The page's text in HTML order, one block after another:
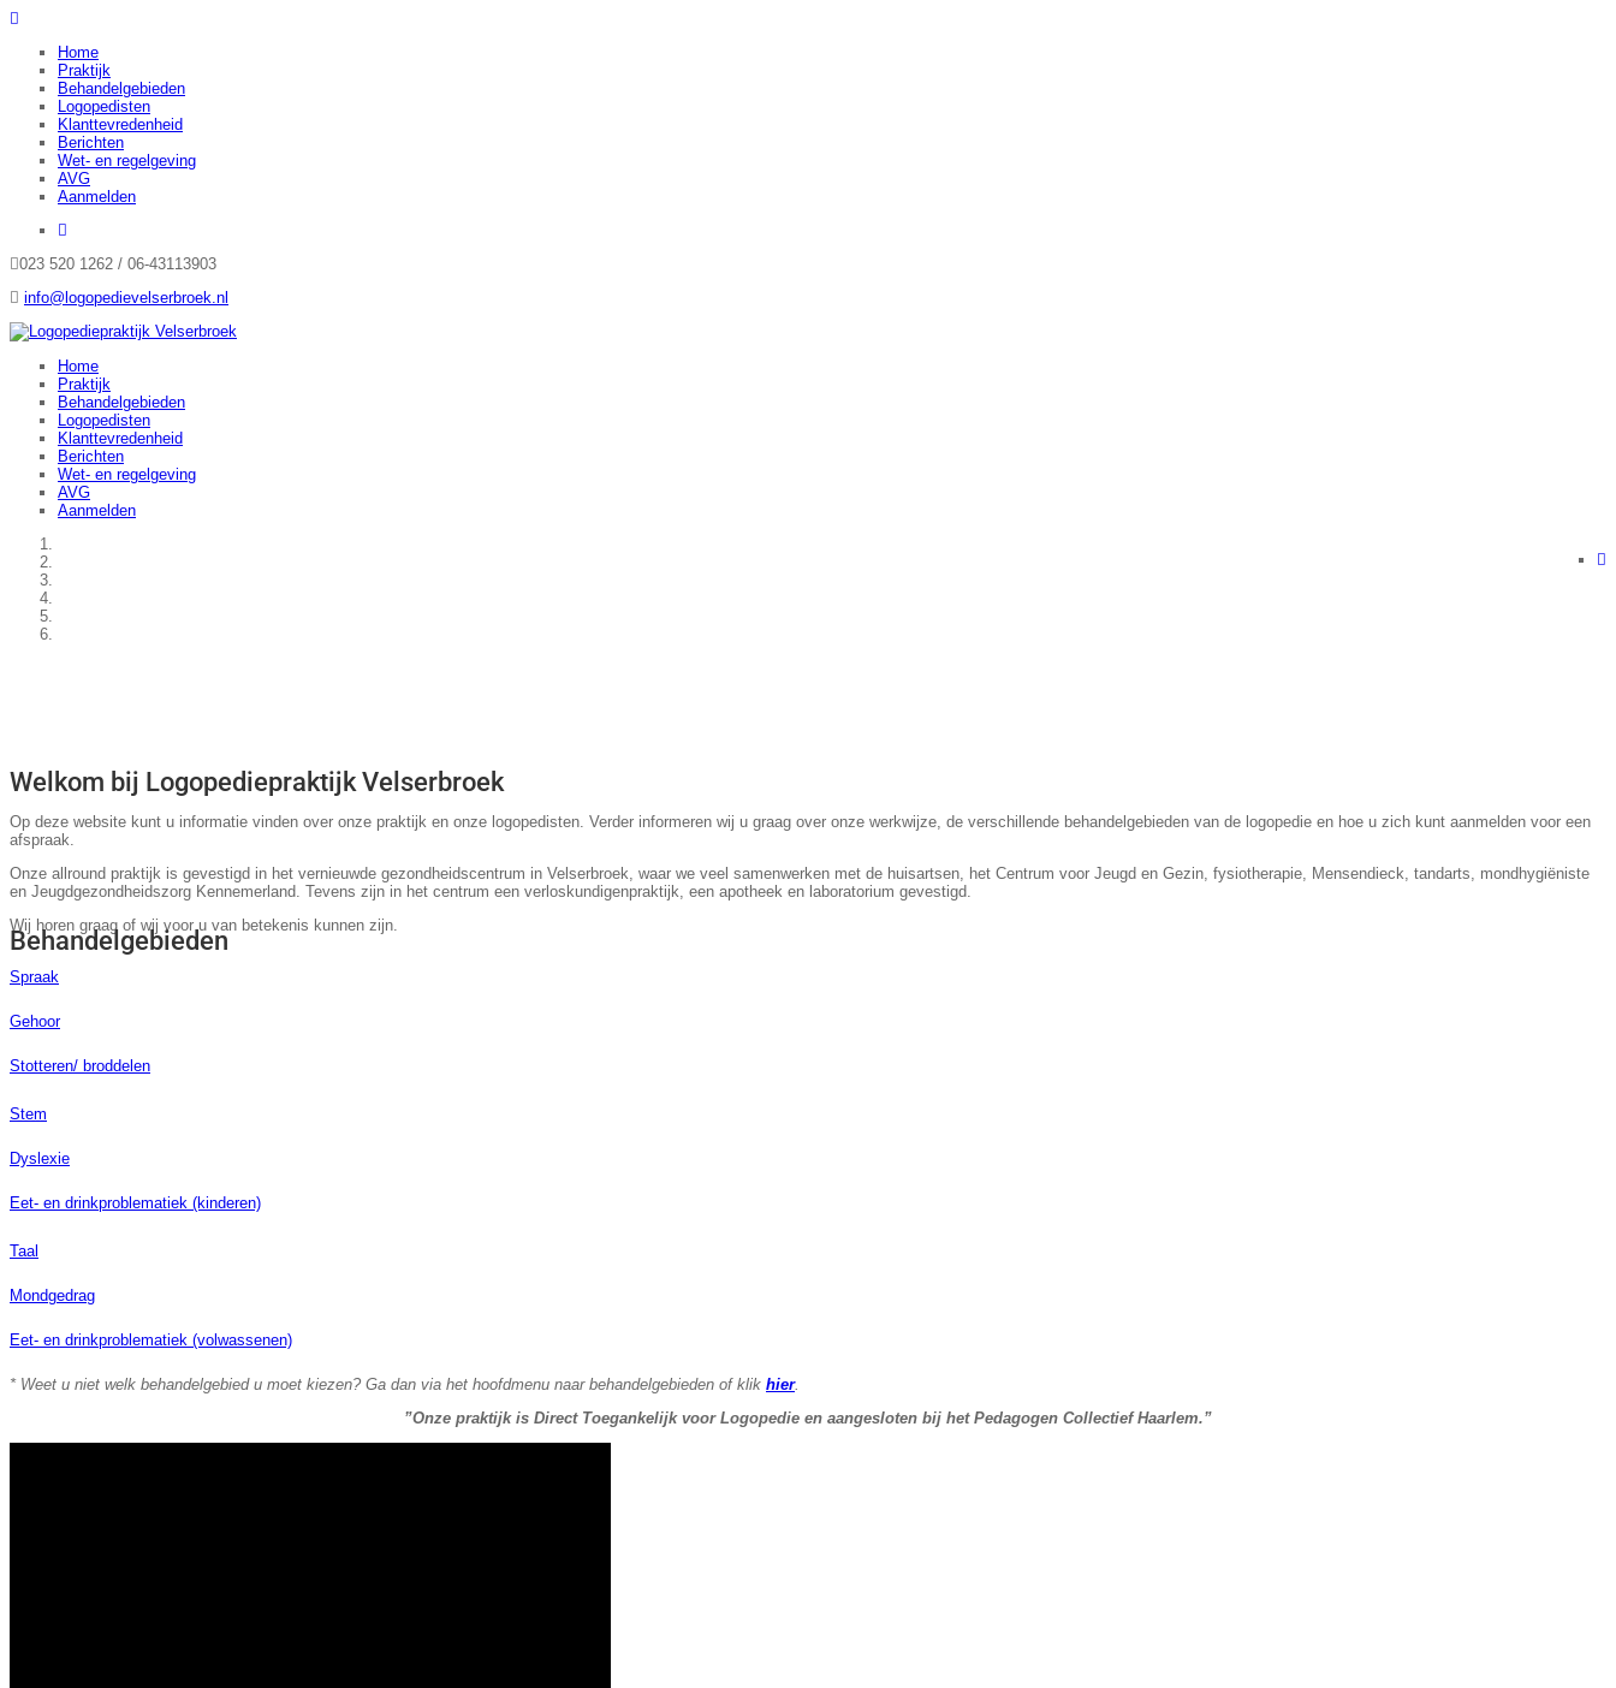
Home
Praktijk
Behandelgebieden
Logopedisten
Klanttevredenheid
Berichten
Wet- en regelgeving
AVG
Aanmelden
023 520 1262 / 06-43113903
info@logopedievelserbroek.nl
Home
Praktijk
Behandelgebieden
Logopedisten
Klanttevredenheid
Berichten
Wet- en regelgeving
AVG
Aanmelden
Welkom bij Logopediepraktijk Velserbroek
Op deze website kunt u informatie vinden over onze praktijk en onze logopedisten. Verder informeren wij u graag over onze werkwijze, de verschillende behandelgebieden van de logopedie en hoe u zich kunt aanmelden voor een
afspraak.
Onze allround praktijk is gevestigd in het vernieuwde gezondheidscentrum in Velserbroek, waar we veel samenwerken met de huisartsen, het Centrum voor Jeugd en Gezin, fysiotherapie, Mensendieck, tandarts, mondhygiëniste
en Jeugdgezondheidszorg Kennemerland. Tevens zijn in het centrum een verloskundigenpraktijk, een apotheek en laboratorium gevestigd.
Wij horen graag of wij voor u van betekenis kunnen zijn.
Behandelgebieden
Spraak
Gehoor
Stotteren/ broddelen
Stem
Dyslexie
Eet- en drinkproblematiek (kinderen)
Taal
Mondgedrag
Eet- en drinkproblematiek (volwassenen)
* Weet u niet welk behandelgebied u moet kiezen? Ga dan via het hoofdmenu naar behandelgebieden of klik hier.
”Onze praktijk is Direct Toegankelijk voor Logopedie en aangesloten bij het Pedagogen Collectief Haarlem.”